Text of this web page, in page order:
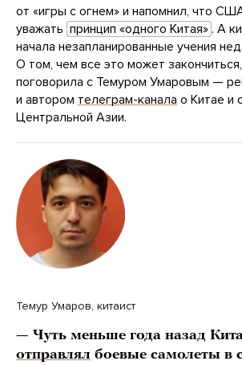
от «игры с огнем» и напомнил, что
уважать принцип «одного Китая» . А
начала незапланированные учения
О том, чем все это может
поговорила с Темуром Умаровым —
и автором телеграм-канала о Китае и
Центральной Азии.
Темур Умаров, китаист
— Чуть меньше года назад
отправлял боевые самолеты в